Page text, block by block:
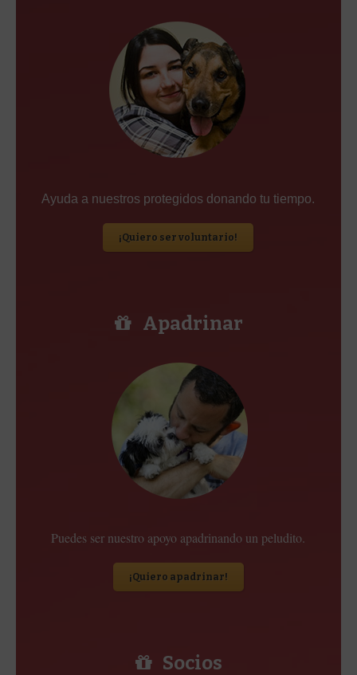
Ayuda a nuestros protegidos donando tu tiempo.
¡Quiero ser voluntario!
Apadrinar
Puedes ser nuestro apoyo apadrinando un peludito.
¡Quiero apadrinar!
Socios